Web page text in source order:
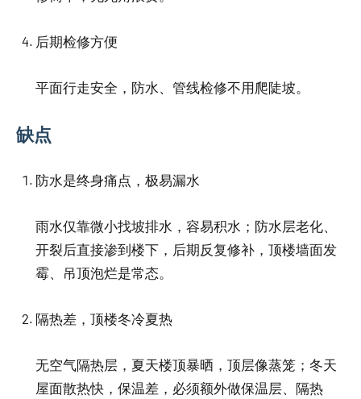
后期检修方便
平面行走安全，防水、管线检修不用爬陡坡。
缺点
防水是终身痛点，极易漏水
雨水仅靠微小找坡排水，容易积水；防水层老化、
开裂后直接渗到楼下，后期反复修补，顶楼墙面发
霉、吊顶泡烂是常态。
隔热差，顶楼冬冷夏热
无空气隔热层，夏天楼顶暴晒，顶层像蒸笼；冬天
屋面散热快，保温差，必须额外做保温层、隔热